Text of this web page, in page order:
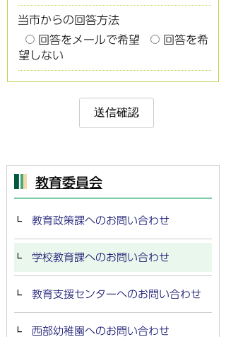
当市からの回答方法
回答をメールで希望
回答を希
望しない
教育委員会
教育政策課へのお問い合わせ
学校教育課へのお問い合わせ
教育支援センターへのお問い合わせ
西部幼稚園へのお問い合わせ